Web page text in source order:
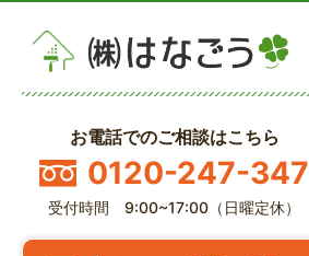
お電話でのご相談はこちら
0120-247-347
受付時間 9:00~17:00（日曜定休）